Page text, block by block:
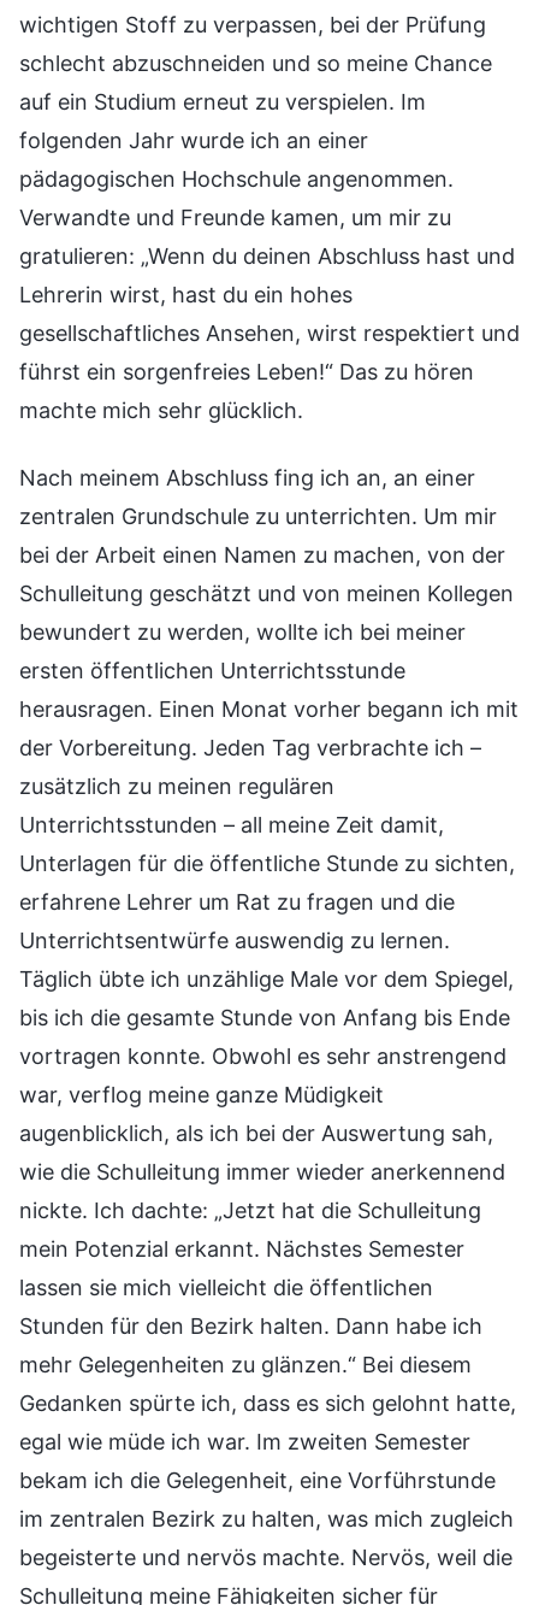
wichtigen Stoff zu verpassen, bei der Prüfung
schlecht abzuschneiden und so meine Chance
auf ein Studium erneut zu verspielen. Im
folgenden Jahr wurde ich an einer
pädagogischen Hochschule angenommen.
Verwandte und Freunde kamen, um mir zu
gratulieren: „Wenn du deinen Abschluss hast und
Lehrerin wirst, hast du ein hohes
gesellschaftliches Ansehen, wirst respektiert und
führst ein sorgenfreies Leben!“ Das zu hören
machte mich sehr glücklich.
Nach meinem Abschluss fing ich an, an einer
zentralen Grundschule zu unterrichten. Um mir
bei der Arbeit einen Namen zu machen, von der
Schulleitung geschätzt und von meinen Kollegen
bewundert zu werden, wollte ich bei meiner
ersten öffentlichen Unterrichtsstunde
herausragen. Einen Monat vorher begann ich mit
der Vorbereitung. Jeden Tag verbrachte ich –
zusätzlich zu meinen regulären
Unterrichtsstunden – all meine Zeit damit,
Unterlagen für die öffentliche Stunde zu sichten,
erfahrene Lehrer um Rat zu fragen und die
Unterrichtsentwürfe auswendig zu lernen.
Täglich übte ich unzählige Male vor dem Spiegel,
bis ich die gesamte Stunde von Anfang bis Ende
vortragen konnte. Obwohl es sehr anstrengend
war, verflog meine ganze Müdigkeit
augenblicklich, als ich bei der Auswertung sah,
wie die Schulleitung immer wieder anerkennend
nickte. Ich dachte: „Jetzt hat die Schulleitung
mein Potenzial erkannt. Nächstes Semester
lassen sie mich vielleicht die öffentlichen
Stunden für den Bezirk halten. Dann habe ich
mehr Gelegenheiten zu glänzen.“ Bei diesem
Gedanken spürte ich, dass es sich gelohnt hatte,
egal wie müde ich war. Im zweiten Semester
bekam ich die Gelegenheit, eine Vorführstunde
im zentralen Bezirk zu halten, was mich zugleich
begeisterte und nervös machte. Nervös, weil die
Schulleitung meine Fähigkeiten sicher für